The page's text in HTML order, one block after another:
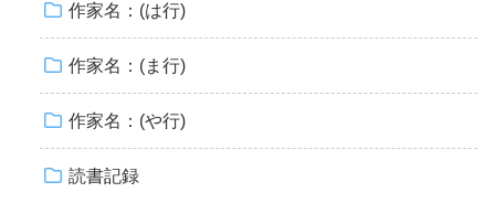
作家名：(は行)
作家名：(ま行)
作家名：(や行)
読書記録